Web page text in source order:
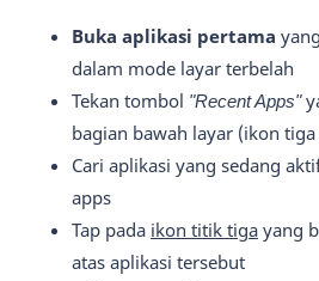
Buka aplikasi pertama
dalam mode layar terbelah
Tekan tombol "Recent Apps"
bagian bawah layar (ikon
Cari aplikasi yang sedang
apps
Tap pada ikon titik tiga yang
atas aplikasi tersebut